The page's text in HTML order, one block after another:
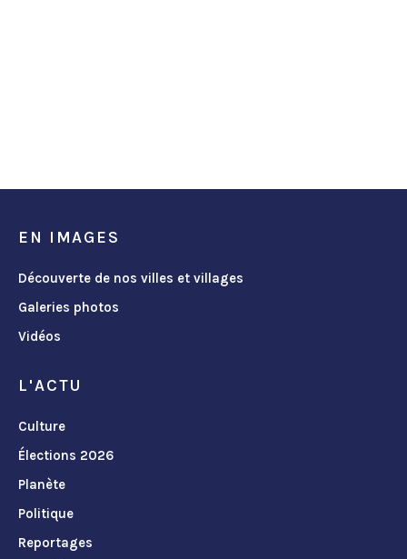
EN IMAGES
Découverte de nos villes et villages
Galeries photos
Vidéos
L'ACTU
Culture
Élections 2026
Planète
Politique
Reportages